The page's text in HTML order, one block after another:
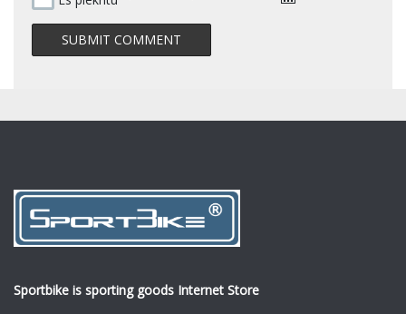
Sportbike is sporting goods Internet Store